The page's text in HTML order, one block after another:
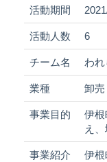
活動期間
活動人数 6
チーム名 わ
業種 卸売
事業目的
伊
え
事業紹介
伊